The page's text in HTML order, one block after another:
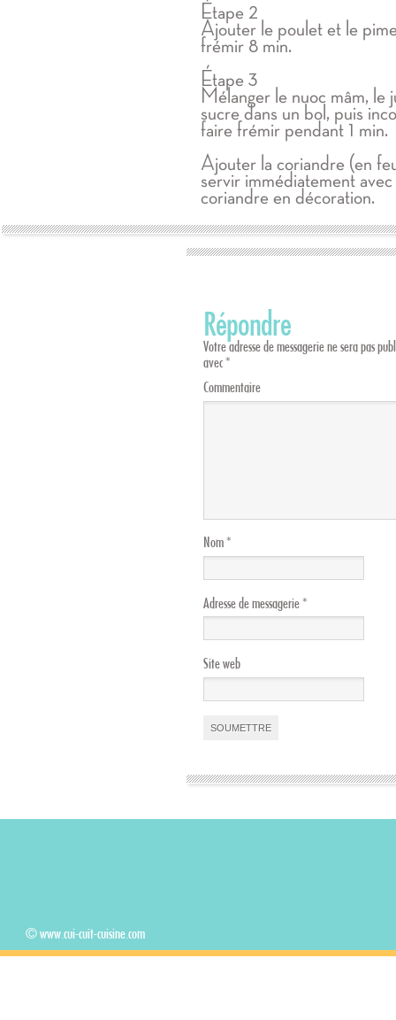
Étape 2
Ajouter le poulet et le
frémir 8 min.
Étape 3
Mélanger le nuoc mâm, le
sucre dans un bol, puis
faire frémir pendant 1 min.
Ajouter la coriandre (en
servir immédiatement
coriandre en décoration.
Répondre
Votre adresse de messagerie ne sera pas
avec*
Commentaire
Nom*
Adresse de messagerie*
Site web
© www.cui-cuit-cuisine.com